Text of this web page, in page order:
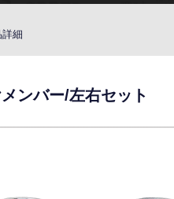
細
ンバー/左右セット